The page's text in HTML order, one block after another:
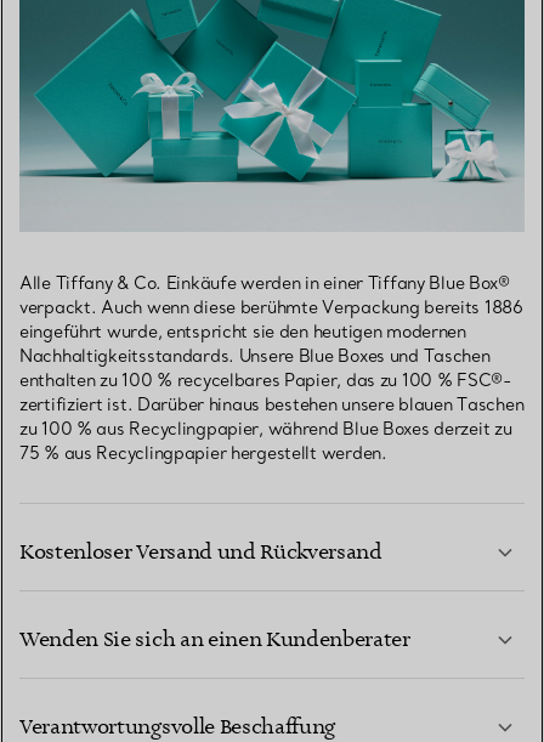
Alle Tiffany & Co. Einkäufe werden in einer Tiffany Blue Box®
verpackt. Auch wenn diese berühmte Verpackung bereits 1886
eingeführt wurde, entspricht sie den heutigen modernen
Nachhaltigkeitsstandards. Unsere Blue Boxes und Taschen
enthalten zu 100 % recycelbares Papier, das zu 100 % FSC®-
zertifiziert ist. Darüber hinaus bestehen unsere blauen Taschen
zu 100 % aus Recyclingpapier, während Blue Boxes derzeit zu
75 % aus Recyclingpapier hergestellt werden.
Kostenloser Versand und Rückversand
Wenden Sie sich an einen Kundenberater
Verantwortungsvolle Beschaffung